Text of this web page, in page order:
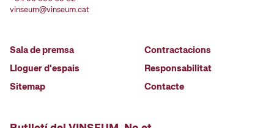
vinseum@vinseum.cat
Sala de premsa
Lloguer d'espais
Sitemap
Contractacions
Responsabilitat
Contacte